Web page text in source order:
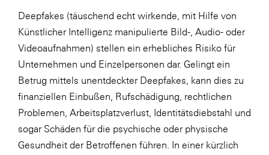
OMV
OptimaMed
PAGRO
PHH Rechtsanwält:innen
Primark
Salesforce
sebamed
Deepfakes (täuschend echt wirkende, mit Hilfe von
Künstlicher Intelligenz manipulierte Bild-, Audio- oder
Videoaufnahmen) stellen ein erhebliches Risiko für
Unternehmen und Einzelpersonen dar. Gelingt ein
Betrug mittels unentdeckter Deepfakes, kann dies zu
finanziellen Einbußen , Rufschädigung, rechtlichen
Problemen, Arbeitsplatzverlust, Identitätsdiebstahl und
sogar Schäden für die psychische oder physische
Gesundheit der Betroffenen führen. In einer kürzlich